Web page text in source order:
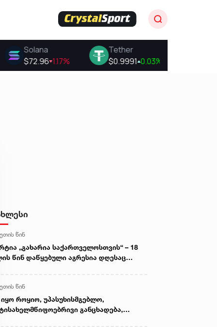
წინ
„გახარია საქართველოსთვის“ – 18
წინ დაწყებული აგრესია დღესაც
დე ფაქტო ანექსიის პროცესი
წინ
იყო როყიო, უპასუხისმგებლო,
განცხადება,